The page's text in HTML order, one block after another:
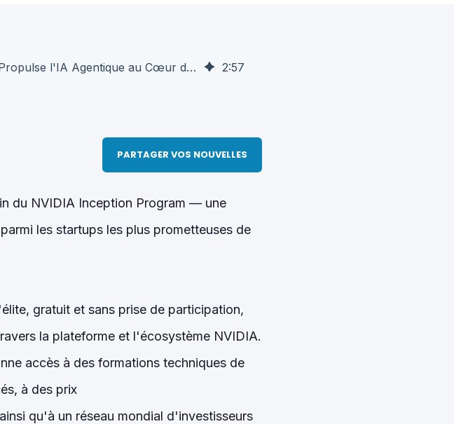
Winnia Intègre le NVIDIA Inception Program et Propulse l'IA Agentique au Cœur du Sport Professionnel 2:57
PARTAGER VOS NOUVELLES
du NVIDIA Inception Program — une
les startups les plus prometteuses de
gratuit et sans prise de participation,
la plateforme et l'écosystème NVIDIA.
accès à des formations techniques de
à des prix
qu'à un réseau mondial d'investisseurs